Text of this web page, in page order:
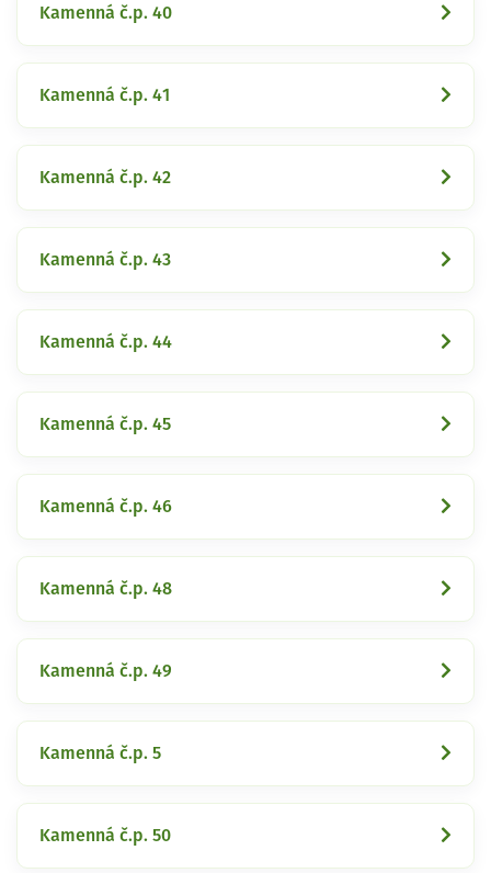
Kamenná č.p. 40
Kamenná č.p. 41
Kamenná č.p. 42
Kamenná č.p. 43
Kamenná č.p. 44
Kamenná č.p. 45
Kamenná č.p. 46
Kamenná č.p. 48
Kamenná č.p. 49
Kamenná č.p. 5
Kamenná č.p. 50